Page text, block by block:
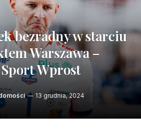
bezradny w starciu
Warszawa –
Wprost
13 grudnia, 2024